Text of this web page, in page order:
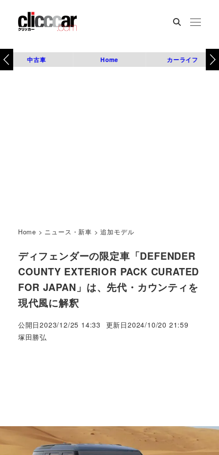
中古車 Home カーライフ
Home > ニュース・新車 >追加モデル
ディフェンダーの限定車「DEFENDER
COUNTY EXTERIOR PACK CURATED
FOR JAPAN」は、先代・カウンティを
現代風に解釈
公開日2023/12/25 14:33 更新日2024/10/20 21:59
著
塚田勝弘